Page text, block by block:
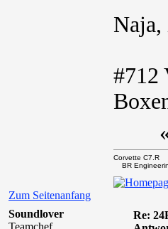
#712
Zum Seitenanfang
Corvette
BR
Soundlover
Teamchef
Re: